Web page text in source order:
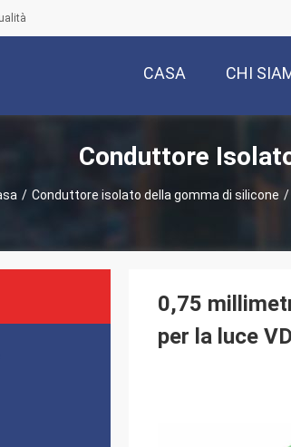
CASA CHI
Conduttore
/ Conduttore isolato della gomma di silicone /
0,75
per la luce